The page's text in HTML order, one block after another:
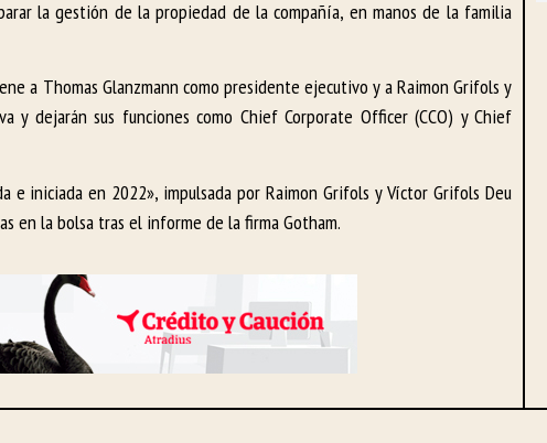
la gestión de la propiedad de la compañía, en manos de la familia
a Thomas Glanzmann como presidente ejecutivo y a Raimon Grifols y
y dejarán sus funciones como Chief Corporate Officer (CCO) y Chief
iniciada en 2022», impulsada por Raimon Grifols y Víctor Grifols Deu
en la bolsa tras el informe de la firma Gotham.